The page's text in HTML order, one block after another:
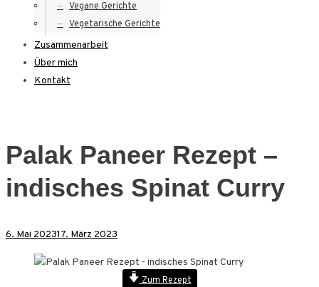
Vegane Gerichte
Vegetarische Gerichte
Zusammenarbeit
Über mich
Kontakt
Palak Paneer Rezept –
indisches Spinat Curry
6. Mai 202317. März 2023
Zum Rezept